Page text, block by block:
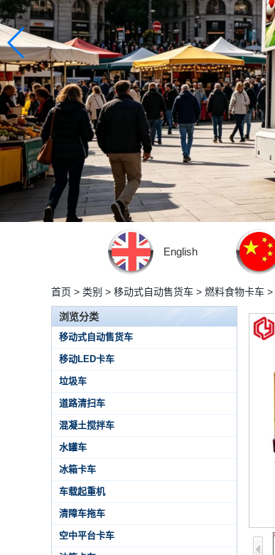
English
首页 > 类别 > 移动式自动售货车 > 燃料食物卡车 >
浏览分类
移动式自动售货车
移动LED卡车
垃圾车
道路清扫车
混凝土搅拌车
水罐车
冰箱卡车
车载起重机
清障车拖车
空中平台卡车